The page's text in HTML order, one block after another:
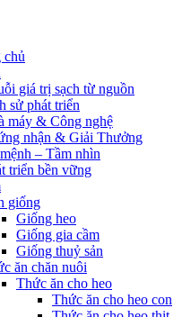
chủ
giá trị sạch từ nguồn
sử phát triển
máy & Công nghệ
nhận & Giải Thưởng
– Tầm nhìn
triển bền vững
giống
Giống heo
Giống gia cầm
Giống thuỷ sản
ăn chăn nuôi
Thức ăn cho heo
Thức ăn cho heo con